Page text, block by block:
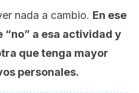
nada a cambio. En ese
a esa actividad y
que tenga mayor
personales.